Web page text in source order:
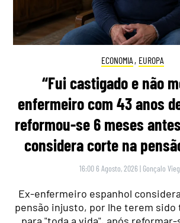
ECONOMIA , EUROPA
“Fui castigado e não
enfermeiro com 43 anos
reformou-se 6 meses
considera corte na
16:00 6 Agosto, 2026 | Gonçalo
Ex-enfermeiro espanhol
pensão injusto, por lhe terem sido